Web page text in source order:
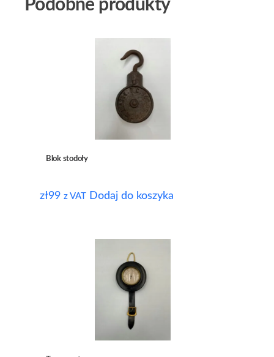
Podobne produkty
Blok stodoły
zł99 z VAT Dodaj do koszyka